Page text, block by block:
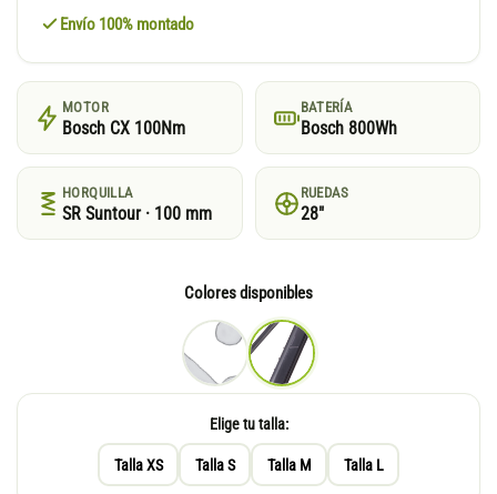
Envío 100% montado
MOTOR
Bosch CX 100Nm
BATERÍA
Bosch 800Wh
HORQUILLA
SR Suntour · 100 mm
RUEDAS
28"
Colores disponibles
Elige tu talla:
Talla XS Talla S Talla M Talla L